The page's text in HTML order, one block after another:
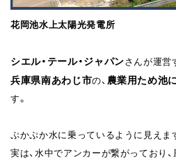
花岡池水上太陽光発電所
シエル・テール・ジャパンさんが運営
兵庫県南あわじ市の、 農業用ため池
す。
ぷかぷか水に乗っているように見えま
実は、水中でアンカーが繋がっており